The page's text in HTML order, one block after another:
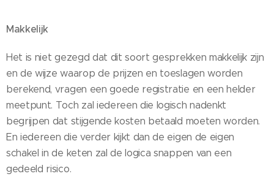
Makkelijk
Het is niet gezegd dat dit soort gesprekken makkelijk zijn
en de wijze waarop de prijzen en toeslagen worden
berekend, vragen een goede registratie en een helder
meetpunt. Toch zal iedereen die logisch nadenkt
begrijpen dat stijgende kosten betaald moeten worden.
En iedereen die verder kijkt dan de eigen de eigen
schakel in de keten zal de logica snappen van een
gedeeld risico.